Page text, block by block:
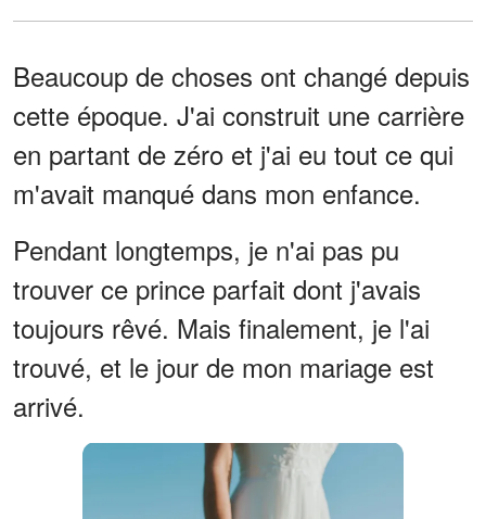
Beaucoup de choses ont changé depuis
cette époque. J'ai construit une carrière
en partant de zéro et j'ai eu tout ce qui
m'avait manqué dans mon enfance.
Pendant longtemps, je n'ai pas pu
trouver ce prince parfait dont j'avais
toujours rêvé. Mais finalement, je l'ai
trouvé, et le jour de mon mariage est
arrivé.